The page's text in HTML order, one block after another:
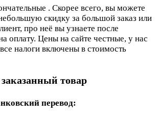
. Скорее всего, вы можете
скидку за большой заказ или
про неё вы узнаете после
оплату. Цены на сайте честные, у нас
налоги включены в стоимость
товар
перевод: